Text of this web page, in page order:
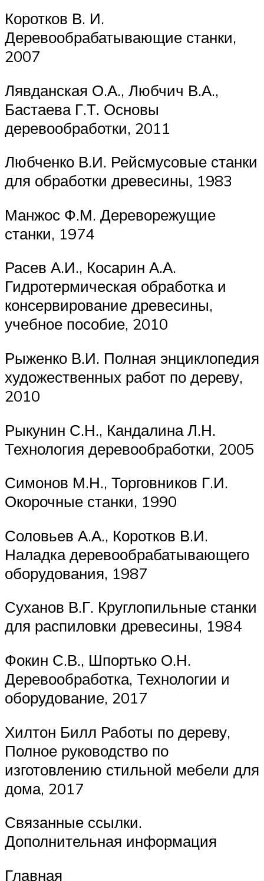
Коротков В. И.
Деревообрабатывающие станки,
2007
Лявданская О.А., Любчич В.А.,
Бастаева Г.Т. Основы
деревообработки, 2011
Любченко В.И. Рейсмусовые станки
для обработки древесины, 1983
Манжос Ф.М. Дереворежущие
станки, 1974
Расев А.И., Косарин А.А.
Гидротермическая обработка и
консервирование древесины,
учебное пособие, 2010
Рыженко В.И. Полная энциклопедия
художественных работ по дереву,
2010
Рыкунин С.Н., Кандалина Л.Н.
Технология деревообработки, 2005
Симонов М.Н., Торговников Г.И.
Окорочные станки, 1990
Соловьев А.А., Коротков В.И.
Наладка деревообрабатывающего
оборудования, 1987
Суханов В.Г. Круглопильные станки
для распиловки древесины, 1984
Фокин С.В., Шпортько О.Н.
Деревообработка, Технологии и
оборудование, 2017
Хилтон Билл Работы по дереву,
Полное руководство по
изготовлению стильной мебели для
дома, 2017
Связанные ссылки.
Дополнительная информация
Главная